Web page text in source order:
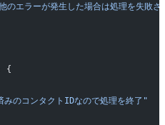
のエラーが発生した場合は処理を失敗さ
{
みのコンタクトIDなので処理を終了"